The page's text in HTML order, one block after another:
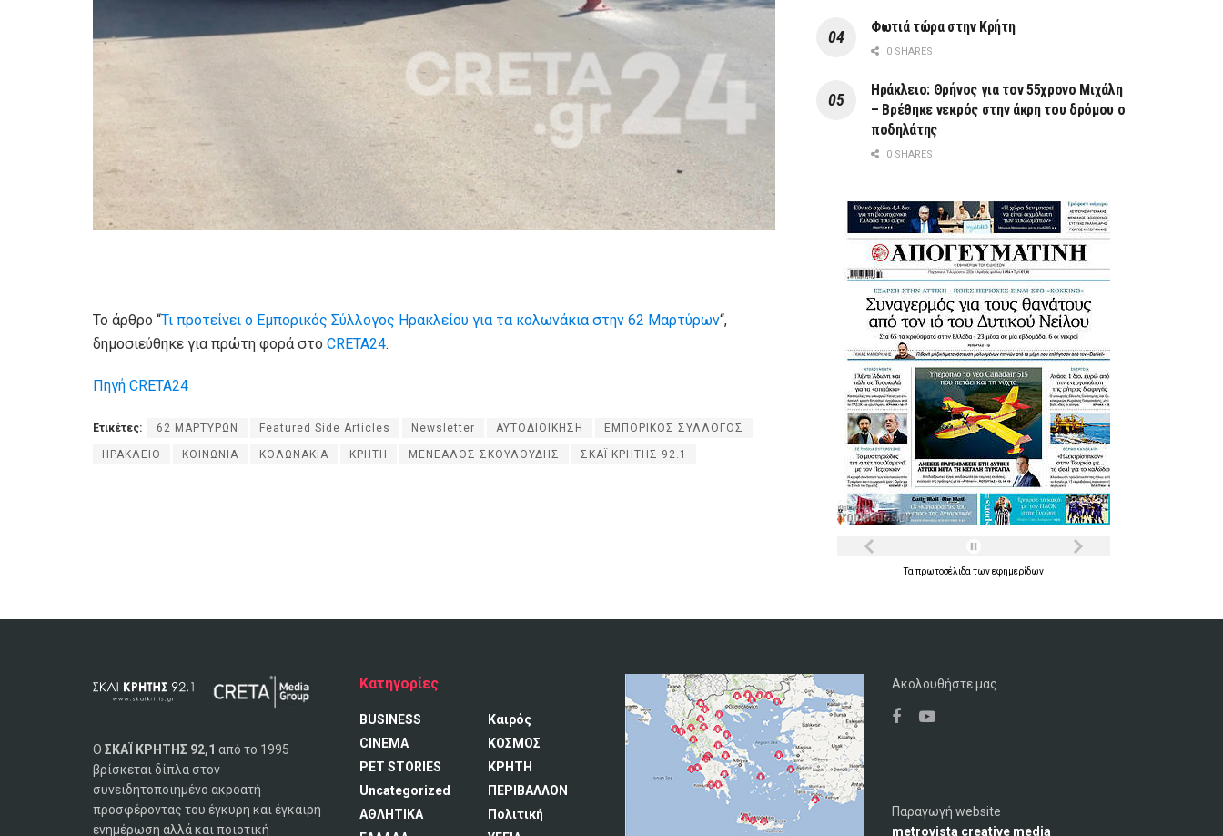
Το άρθρο “Τι προτείνει ο Εμπορικός Σύλλογος Ηρακλείου για τα κολωνάκια στην 62 Μαρτύρων“,
δημοσιεύθηκε για πρώτη φορά στο CRETA24.
Πηγή CRETA24
Ετικέτες: 62 ΜΑΡΤΥΡΩΝ Featured Side Articles Newsletter ΑΥΤΟΔΙΟΙΚΗΣΗ ΕΜΠΟΡΙΚΟΣ ΣΥΛΛΟΓΟΣ
ΗΡΑΚΛΕΙΟ ΚΟΙΝΩΝΙΑ ΚΟΛΩΝΑΚΙΑ ΚΡΗΤΗ ΜΕΝΕΑΛΟΣ ΣΚΟΥΛΟΥΔΗΣ ΣΚΑΪ ΚΡΗΤΗΣ 92.1
Φωτιά τώρα στην Κρήτη
0 SHARES
Ηράκλειο: Θρήνος για τον 55χρονο Μιχάλη
– Βρέθηκε νεκρός στην άκρη του δρόμου ο
ποδηλάτης
0 SHARES
Τα πρωτοσέλιδα τωνεφημερίδων
Ο ΣΚΑΪ ΚΡΗΤΗΣ 92,1 από το 1995
βρίσκεται δίπλα στον
συνειδητοποιημένο ακροατή
προσφέροντας του έγκυρη και έγκαιρη
ενημέρωση αλλά και ποιοτική
Κατηγορίες
BUSINESS
CINEMA
PET STORIES
Uncategorized
ΑΘΛΗΤΙΚΑ
Καιρός
ΚΟΣΜΟΣ
ΚΡΗΤΗ
ΠΕΡΙΒΑΛΛΟΝ
Πολιτική
Ακολουθήστε μας
Παραγωγή website
metrovista creative media